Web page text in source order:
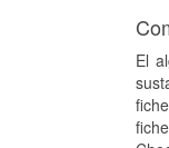
El